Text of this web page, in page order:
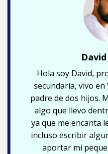
Hola soy David,
secundaria, vivo
padre de dos hijos.
algo que llevo
ya que me encanta
incluso escribir
aportar mi